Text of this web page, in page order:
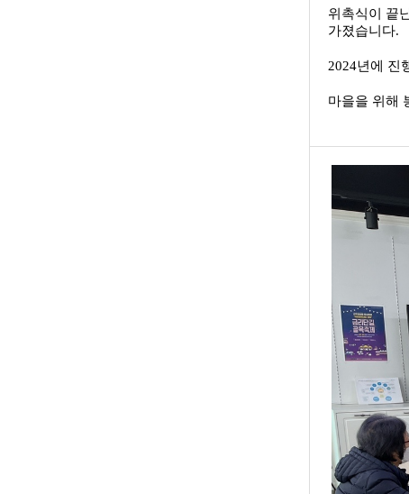
위촉식이 끝
가졌습니다.
2024년에 진
마을을 위해